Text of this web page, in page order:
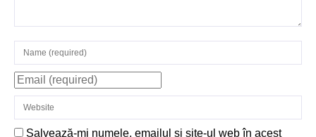
Salvează-mi numele, emailul și site-ul web în acest